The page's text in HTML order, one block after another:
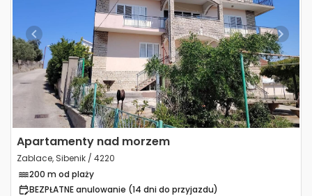
Previous Next
Apartamenty nad morzem
Zablace, Sibenik / 4220
200 m od plaży
BEZPŁATNE anulowanie (14 dni do przyjazdu)